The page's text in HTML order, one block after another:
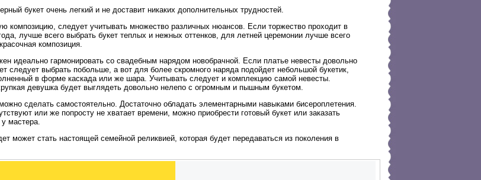
букет очень легкий и не доставит никаких дополнительных трудностей.
композицию, следует учитывать множество различных нюансов. Если торжество проходит в
лучше всего выбрать букет теплых и нежных оттенков, для летней церемонии лучше всего
композиция.
идеально гармонировать со свадебным нарядом новобрачной. Если платье невесты довольно
следует выбрать побольше, а вот для более скромного наряда подойдет небольшой букетик,
в форме каскада или же шара. Учитывать следует и комплекцию самой невесты.
девушка будет выглядеть довольно нелепо с огромным и пышным букетом.
сделать самостоятельно. Достаточно обладать элементарными навыками бисероплетения.
или же попросту не хватает времени, можно приобрести готовый букет или заказать
мастера.
может стать настоящей семейной реликвией, которая будет передаваться из поколения в